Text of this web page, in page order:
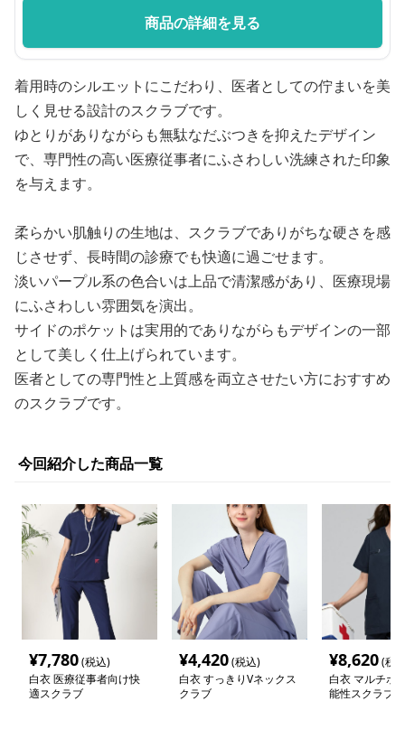
商品の詳細を見る
着用時のシルエットにこだわり、医者としての佇まいを美
しく見せる設計のスクラブです。
ゆとりがありながらも無駄なだぶつきを抑えたデザイン
で、専門性の高い医療従事者にふさわしい洗練された印象
を与えます。
柔らかい肌触りの生地は、スクラブでありがちな硬さを感
じさせず、長時間の診療でも快適に過ごせます。
淡いパープル系の色合いは上品で清潔感があり、医療現場
にふさわしい雰囲気を演出。
サイドのポケットは実用的でありながらもデザインの一部
として美しく仕上げられています。
医者としての専門性と上質感を両立させたい方におすすめ
のスクラブです。
今回紹介した商品一覧
¥7,780(税込)
白衣 医療従事者向け快
適スクラブ
¥4,420(税込)
白衣 すっきりVネックス
クラブ
¥8,620(税
白衣 マルチポ
能性スクラブ